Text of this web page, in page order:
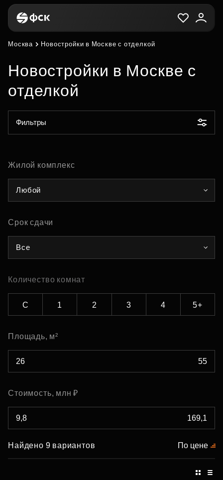
Москва Новостройки в Москве с отделкой
Новостройки в Москве с
отделкой
Фильтры
Жилой комплекс
Любой
Срок сдачи
Все
Количество комнат
С 1 2 3 4 5+
Площадь, м²
Стоимость, млн ₽
Найдено 9 вариантов По цене